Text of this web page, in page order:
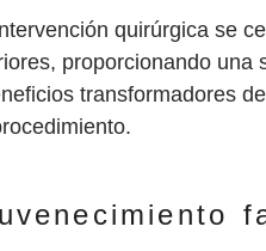
quirúrgica se
proporcionando una
transformadores